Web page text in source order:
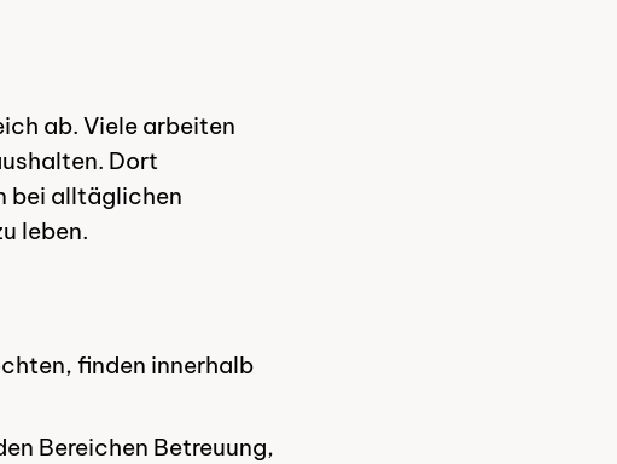
ab. Viele arbeiten
Dort
bei alltäglichen
leben.
finden innerhalb
Bereichen Betreuung,